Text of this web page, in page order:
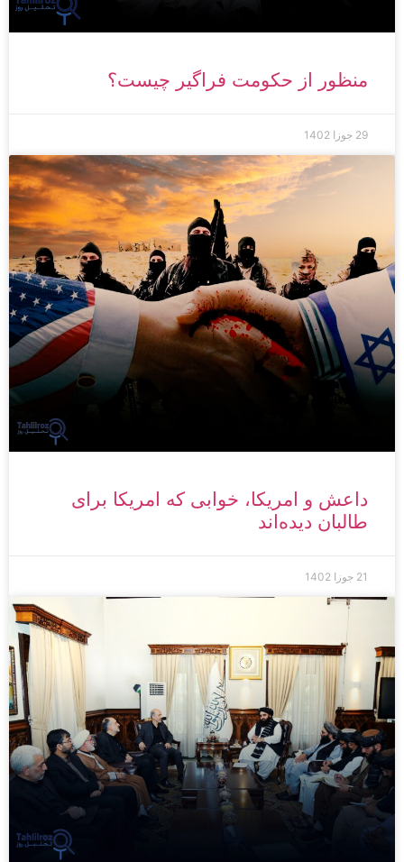
منظور از حکومت فراگیر چیست؟
29 جوزا 1402
داعش و امریکا، خوابی که امریکا برای
طالبان دیده‌اند
21 جوزا 1402